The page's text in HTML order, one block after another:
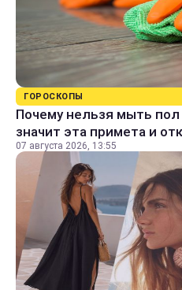
ГОРОСКОПЫ
Почему нельзя мыть пол
значит эта примета и
07 августа 2026, 13:55